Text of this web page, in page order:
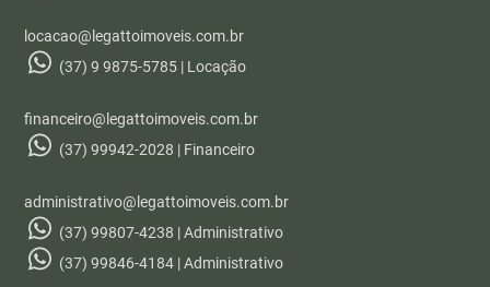
locacao@legattoimoveis.com.br
(37) 9 9875-5785 | Locação
financeiro@legattoimoveis.com.br
(37) 99942-2028 | Financeiro
administrativo@legattoimoveis.com.br
(37) 99807-4238 | Administrativo
(37) 99846-4184 | Administrativo